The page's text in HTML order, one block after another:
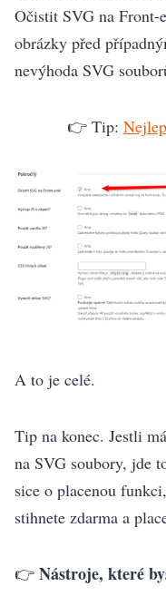
Očistit SVG na Front-
obrázky před
nevýhoda SVG
👉 Tip:
A to je celé.
Tip na konec. Jestli
na SVG soubory, jde
sice o placenou
stihnete zdarma a
👉 Nástroje, které